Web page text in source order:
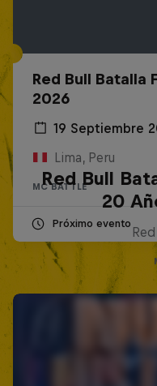
Red Bull Batalla
2026
19 Septiembre
Lima, Peru
MC BATTLE
Próximo evento
Red Bull
20